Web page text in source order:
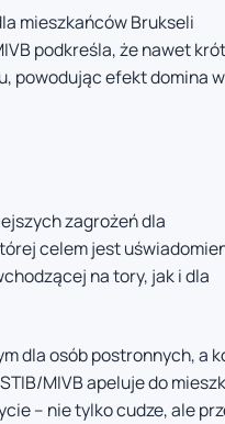
mieszkańców Brukseli
podkreśla, że nawet
powodując efekt domina
zagrożeń dla
celem jest
na tory, jak i dla
dla osób postronnych, a
MIVB apeluje do
– nie tylko cudze, ale